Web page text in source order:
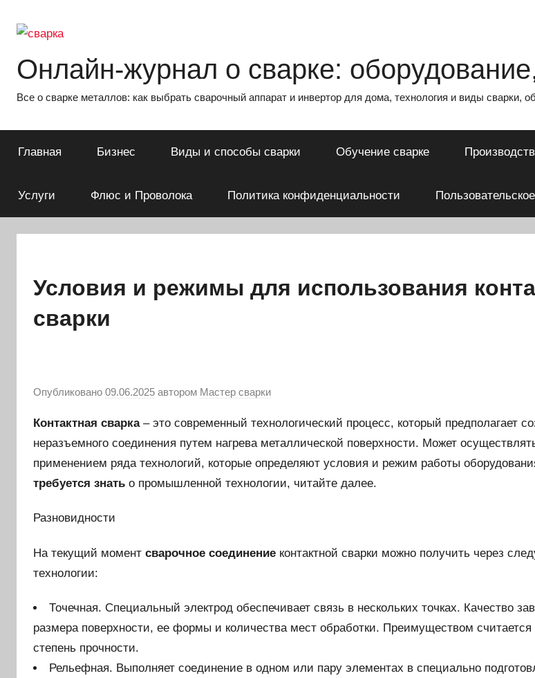
Онлайн-журнал о сварке:
Все о сварке металлов: как выбрать сварочный аппарат и инвертор для дома, технология и виды
Главная Бизнес Виды и способы сварки Обучение сварке
Услуги Флюс и Проволока Политика конфиденциальности
Условия и режимы для использования
сварки
Опубликовано 09.06.2025 автором Мастер сварки
Контактная сварка– это современный технологический процесс, который предполагает
неразъемного соединения путем нагрева металлической поверхности. Может
применением ряда технологий, которые определяют условия и режим работы
требуется знать о промышленной технологии, читайте далее.
Разновидности
На текущий момент сварочное соединение контактной сварки можно получить через
технологии:
Точечная. Специальный электрод обеспечивает связь в нескольких точках. Качество
размера поверхности, ее формы и количества мест обработки. Преимуществом считается
степень прочности.
Рельефная. Выполняет соединение в одном или пару элементах в специально